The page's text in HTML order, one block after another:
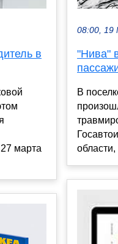
в
марта
08:00, 19
"Нива"
В